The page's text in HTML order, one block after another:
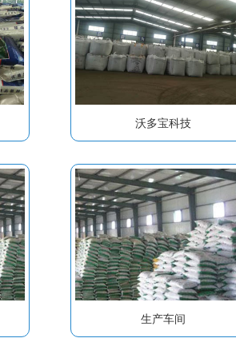
沃多宝科技
生产车间